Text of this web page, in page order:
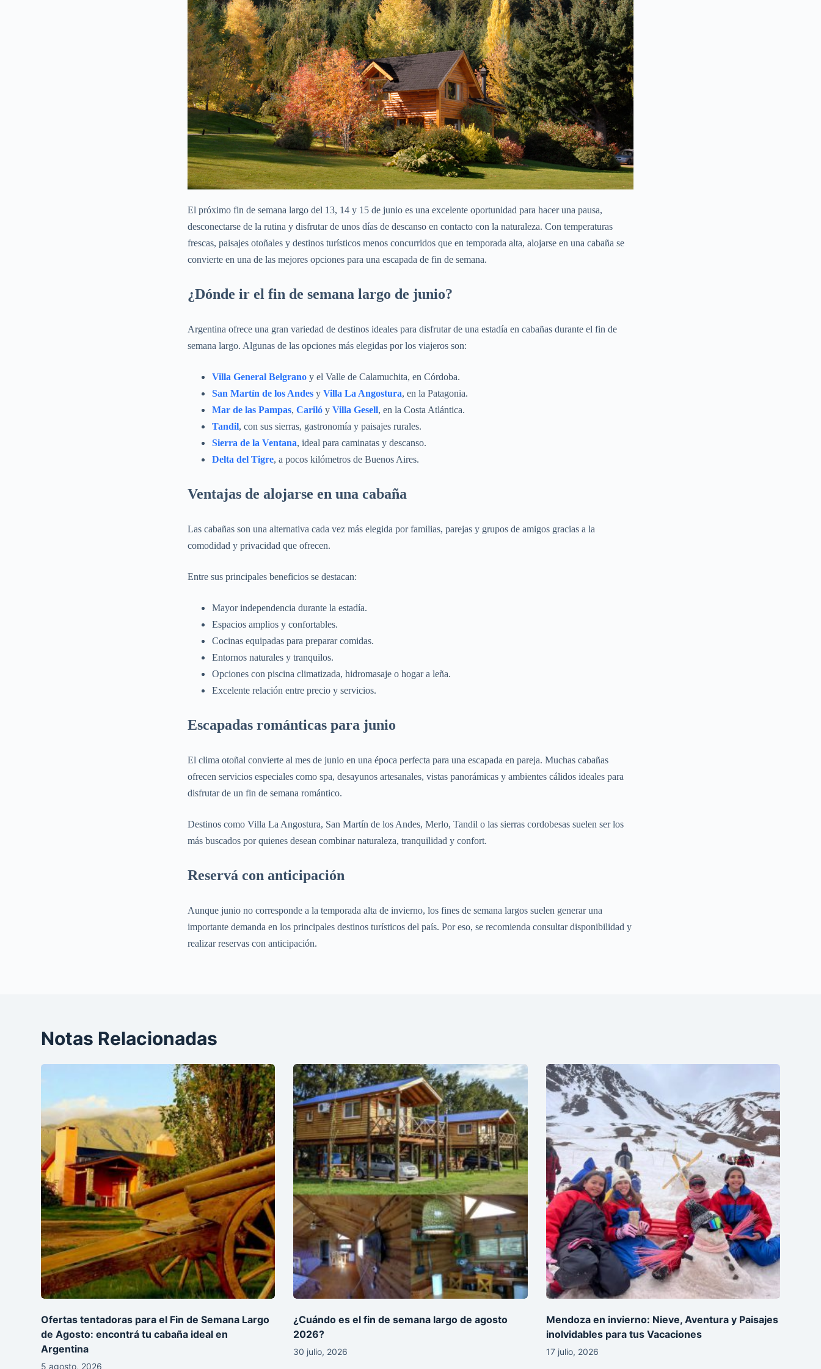
El próximo fin de semana largo del 13, 14 y 15 de junio es una excelente oportunidad para hacer una pausa,
desconectarse de la rutina y disfrutar de unos días de descanso en contacto con la naturaleza. Con temperaturas
frescas, paisajes otoñales y destinos turísticos menos concurridos que en temporada alta, alojarse en una cabaña se
convierte en una de las mejores opciones para una escapada de fin de semana.
¿Dónde ir el fin de semana largo de junio?
Argentina ofrece una gran variedad de destinos ideales para disfrutar de una estadía en cabañas durante el fin de
semana largo. Algunas de las opciones más elegidas por los viajeros son:
Villa General Belgrano y el Valle de Calamuchita, en Córdoba.
San Martín de los Andes y Villa La Angostura, en la Patagonia.
Mar de las Pampas, Cariló y Villa Gesell, en la Costa Atlántica.
Tandil, con sus sierras, gastronomía y paisajes rurales.
Sierra de la Ventana, ideal para caminatas y descanso.
Delta del Tigre, a pocos kilómetros de Buenos Aires.
Ventajas de alojarse en una cabaña
Las cabañas son una alternativa cada vez más elegida por familias, parejas y grupos de amigos gracias a la
comodidad y privacidad que ofrecen.
Entre sus principales beneficios se destacan:
Mayor independencia durante la estadía.
Espacios amplios y confortables.
Cocinas equipadas para preparar comidas.
Entornos naturales y tranquilos.
Opciones con piscina climatizada, hidromasaje o hogar a leña.
Excelente relación entre precio y servicios.
Escapadas románticas para junio
El clima otoñal convierte al mes de junio en una época perfecta para una escapada en pareja. Muchas cabañas
ofrecen servicios especiales como spa, desayunos artesanales, vistas panorámicas y ambientes cálidos ideales para
disfrutar de un fin de semana romántico.
Destinos como Villa La Angostura, San Martín de los Andes, Merlo, Tandil o las sierras cordobesas suelen ser los
más buscados por quienes desean combinar naturaleza, tranquilidad y confort.
Reservá con anticipación
Aunque junio no corresponde a la temporada alta de invierno, los fines de semana largos suelen generar una
importante demanda en los principales destinos turísticos del país. Por eso, se recomienda consultar disponibilidad y
realizar reservas con anticipación.
Notas Relacionadas
Ofertas tentadoras para el Fin de Semana Largo
de Agosto: encontrá tu cabaña ideal en
Argentina
5 agosto, 2026
¿Cuándo es el fin de semana largo de agosto
2026?
30 julio, 2026
Mendoza en invierno: Nieve, Aventura y Paisajes
inolvidables para tus Vacaciones
17 julio, 2026